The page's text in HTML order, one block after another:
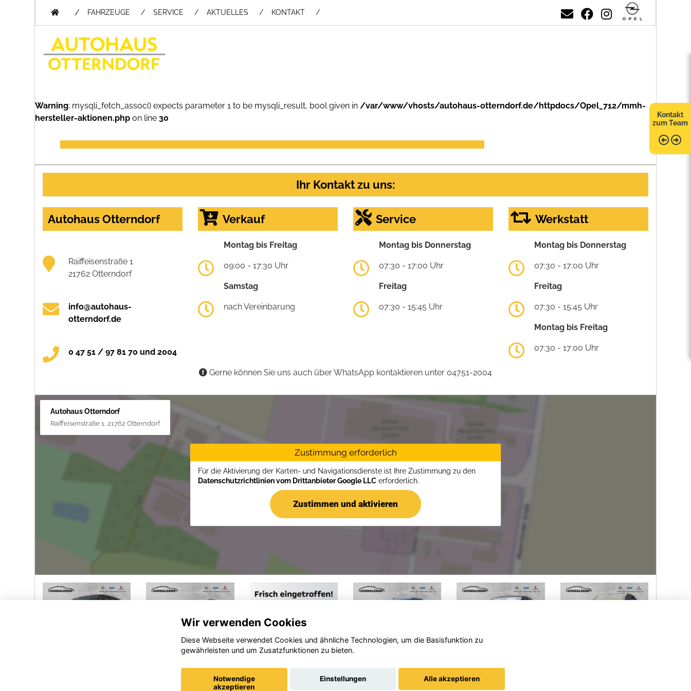
/ FAHRZEUGE SERVICE AKTUELLES KONTAKT
Kontakt
zum Team
Warning: mysqli_fetch_assoc() expects parameter 1 to be mysqli_result, bool given in/var/www/vhosts/autohaus-otterndorf.de/httpdocs/Opel_712/mmh-
hersteller-aktionen.php on line30
Ihr Kontakt zu uns:
Autohaus Otterndorf
Raiffeisenstraße 1
21762 Otterndorf
info@autohaus-
otterndorf.de
0 47 51 / 97 81 70 und 2004
Verkauf
Montag bis Freitag
09:00 - 17:30 Uhr
Samstag
nach Vereinbarung
Service
Montag bis Donnerstag
07:30 - 17:00 Uhr
Freitag
07:30 - 15:45 Uhr
Werkstatt
Montag bis Donnerstag
07:30 - 17:00 Uhr
Freitag
07:30 - 15:45 Uhr
Montag bis Freitag
07:30 - 17:00 Uhr
Gerne können Sie uns auch über WhatsApp kontaktieren unter 04751-2004
Autohaus Otterndorf
Raiffeisenstraße 1, 21762 Otterndorf
Zustimmung erforderlich
Für die Aktivierung der Karten- und Navigationsdienste ist Ihre Zustimmung zu den
Datenschutzrichtlinien vom Drittanbieter Google LLC erforderlich.
Zustimmen und aktivieren
Grandland
3008
Ranger
Corsa
Wir verwenden Cookies
Diese Webseite verwendet Cookies und ähnliche Technologien, um die Basisfunktion zu
gewährleisten und um Zusatzfunktionen zu bieten.
Notwendige
akzeptieren
Einstellungen Alle akzeptieren